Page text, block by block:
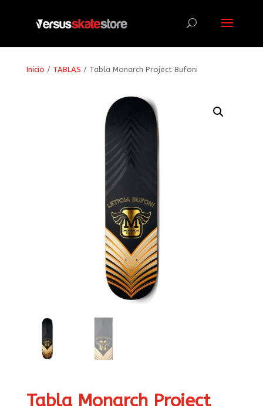
Inicio / TABLAS / Tabla Monarch Project Bufoni
Tabla Monarch Project